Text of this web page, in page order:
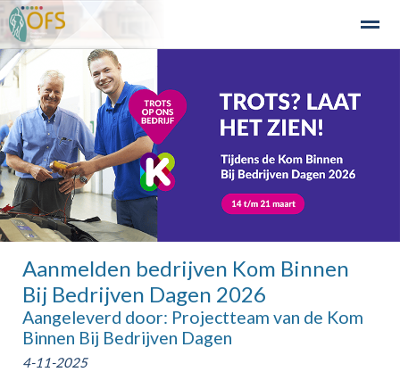
Detailhandel Industrie en Bedrijven
Home Zoeken
Aanmelden bedrijven Kom Binnen
Bij Bedrijven Dagen 2026
Aangeleverd door: Projectteam van de Kom
Binnen Bij Bedrijven Dagen
4-11-2025